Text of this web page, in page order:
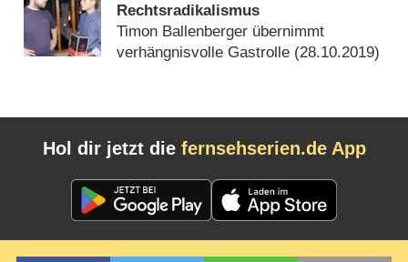
Rechtsradikalismus
Timon Ballenberger übernimmt
verhängnisvolle Gastrolle (28.10.2019)
Hol dir jetzt die fernsehserien.de App